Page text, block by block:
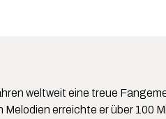
weltweit eine treue
erreichte er über 100